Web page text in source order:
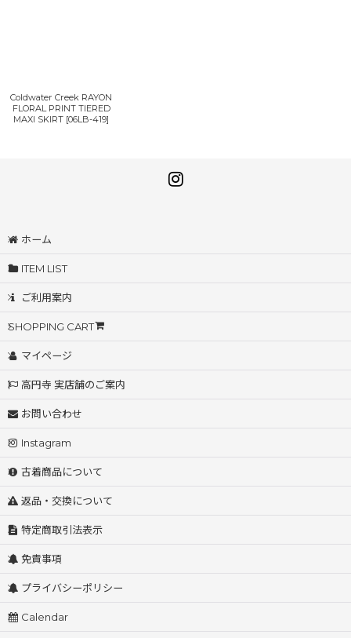
Coldwater Creek RAYON
FLORAL PRINT TIERED
MAXI SKIRT [06LB-419]
ホーム
ITEM LIST
ご利用案内
SHOPPING CART
マイページ
高円寺 実店舗のご案内
お問い合わせ
Instagram
古着商品について
返品・交換について
特定商取引法表示
免責事項
プライバシーポリシー
Calendar